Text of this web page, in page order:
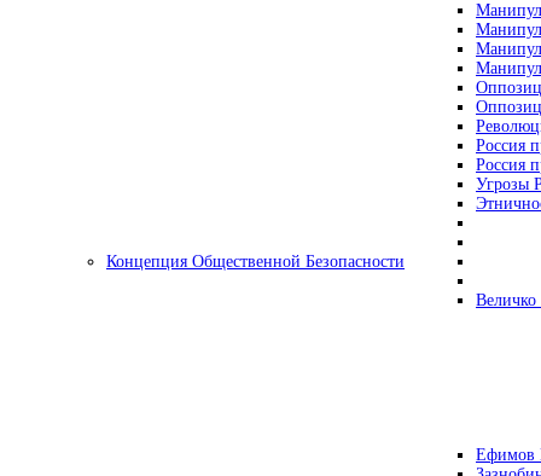
Россия
Россия
Угрозы
Концепция Общественной Безопасности
Ефимов